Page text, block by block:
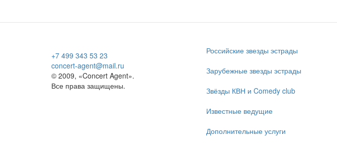
+7 499 343 53 23
concert-agent@mail.ru
© 2009, «Concert Agent».
Все права защищены.
Российские звезды эстрады
Зарубежные звезды эстрады
Звёзды КВН и Comedy club
Известные ведущие
Дополнительные услуги